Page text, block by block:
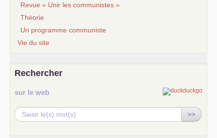
Revue « Unir les communistes »
Théorie
Un programme communiste
Vie du site
Rechercher
sur le web
>>